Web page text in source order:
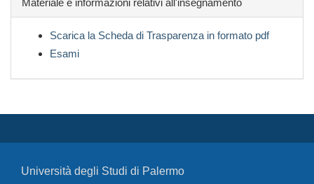
Materiale e informazioni relativi all'insegnamento
Scarica la Scheda di Trasparenza in formato pdf
Esami
Università degli Studi di Palermo